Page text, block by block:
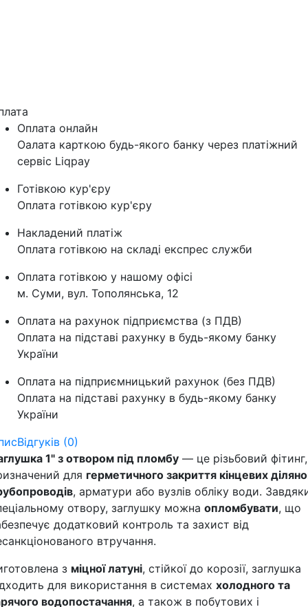
Оплата онлайн
Оалата карткою будь-якого банку через платіжний
сервіс Liqpay
Готівкою кур'єру
Оплата готівкою кур'єру
Накладений платіж
Оплата готівкою на складі експрес служби
Оплата готівкою у нашому офісі
м. Суми, вул. Тополянська, 12
Оплата на рахунок підприємства (з ПДВ)
Оплата на підставі рахунку в будь-якому банку
України
Оплата на підприємницький рахунок (без ПДВ)
Оплата на підставі рахунку в будь-якому банку
України
Відгуків (0)
1" з отвором під пломбу — це різьбовий фітинг,
для герметичного закриття кінцевих
, арматури або вузлів обліку води.
отвору, заглушку можна опломбувати, що
додатковий контроль та захист від
втручання.
з міцної латуні, стійкої до корозії, заглушка
для використання в системах холодного та
водопостачання, а також в побутових і